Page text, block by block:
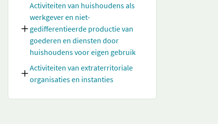
Activiteiten van huishoudens als
werkgever en niet-
gedifferentieerde productie van
goederen en diensten door
huishoudens voor eigen gebruik
Activiteiten van extraterritoriale
organisaties en instanties